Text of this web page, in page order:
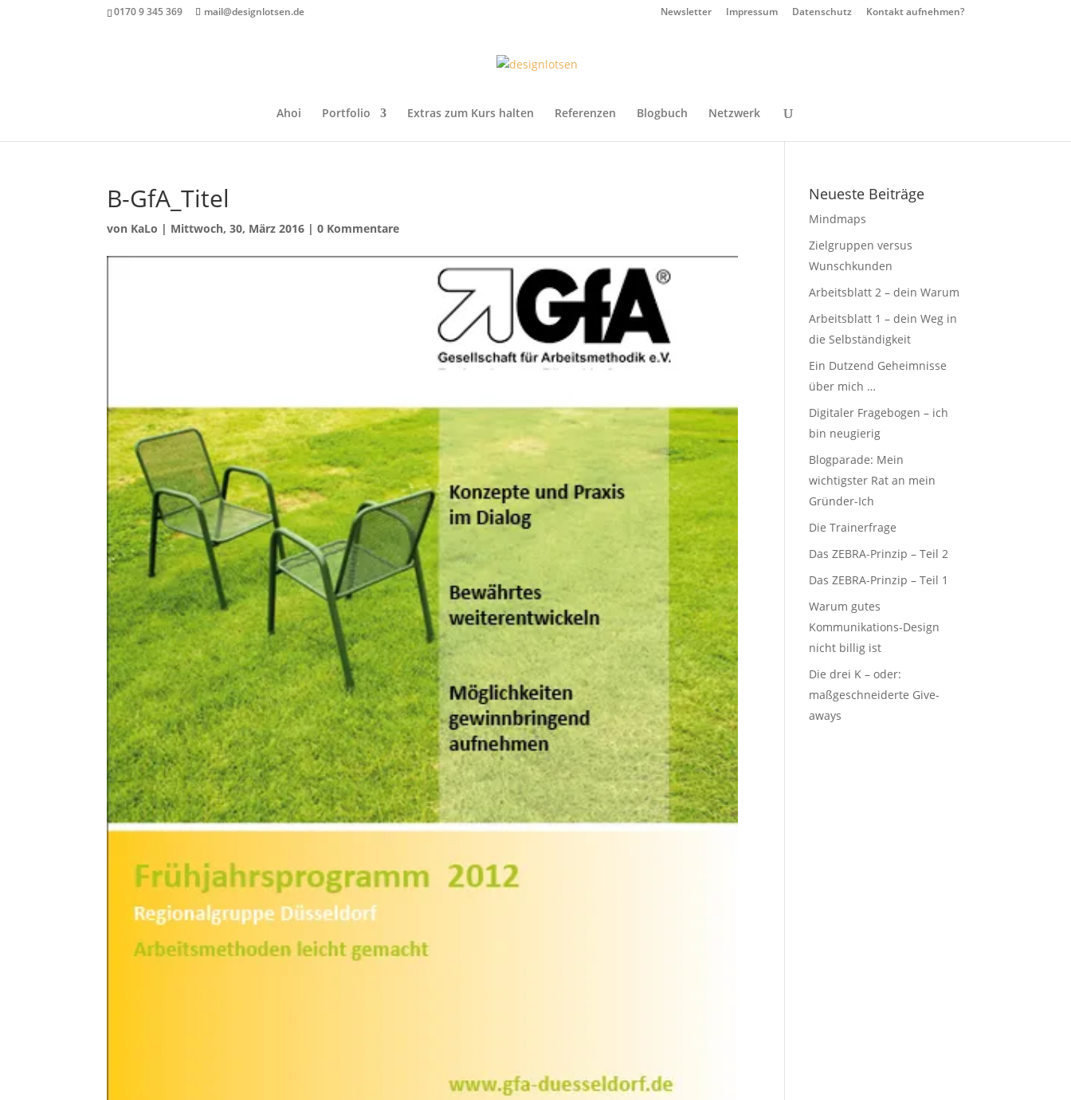
0170 9 345 369 mail@designlotsen.de Newsletter Impressum Datenschutz Kontakt aufnehmen?
Ahoi Portfolio Extras zum Kurs halten Referenzen Blogbuch Netzwerk
B-GfA_Titel
von KaLo | Mittwoch, 30, März 2016 |0 Kommentare
Neueste Beiträge
Mindmaps
Zielgruppen versus
Wunschkunden
Arbeitsblatt 2 – dein Warum
Arbeitsblatt 1 – dein Weg in
die Selbständigkeit
Ein Dutzend Geheimnisse
über mich …
Digitaler Fragebogen – ich
bin neugierig
Blogparade: Mein
wichtigster Rat an mein
Gründer-Ich
Die Trainerfrage
Das ZEBRA-Prinzip – Teil 2
Das ZEBRA-Prinzip – Teil 1
Warum gutes
Kommunikations-Design
nicht billig ist
Die drei K – oder:
maßgeschneiderte Give-
aways